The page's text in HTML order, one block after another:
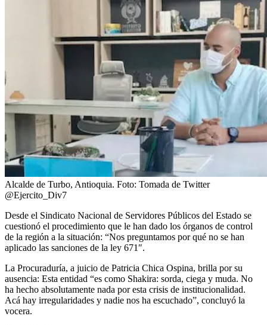
Alcalde de Turbo, Antioquia. Foto: Tomada de Twitter
@Ejercito_Div7
Desde el Sindicato Nacional de Servidores Públicos del Estado se
cuestionó el procedimiento que le han dado los órganos de control
de la región a la situación: “Nos preguntamos por qué no se han
aplicado las sanciones de la ley 671″.
La Procuraduría, a juicio de Patricia Chica Ospina, brilla por su
ausencia: Esta entidad “es como Shakira: sorda, ciega y muda. No
ha hecho absolutamente nada por esta crisis de institucionalidad.
Acá hay irregularidades y nadie nos ha escuchado”, concluyó la
vocera.